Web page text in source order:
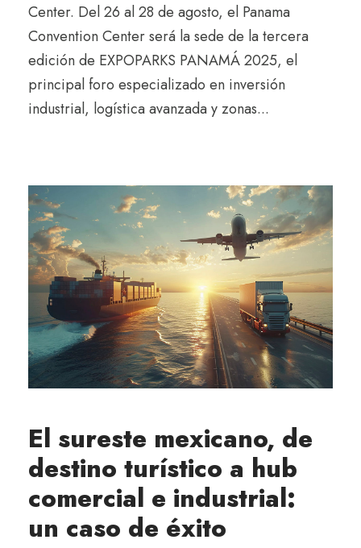
Center. Del 26 al 28 de agosto, el Panama
Convention Center será la sede de la tercera
edición de EXPOPARKS PANAMÁ 2025, el
principal foro especializado en inversión
industrial, logística avanzada y zonas...
El sureste mexicano, de
destino turístico a hub
comercial e industrial:
un caso de éxito